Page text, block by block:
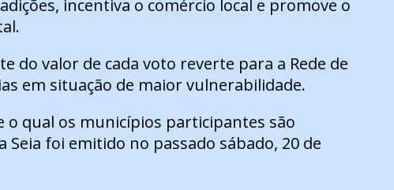
incentiva o comércio local e promove o
valor de cada voto reverte para a Rede de
em situação de maior vulnerabilidade.
o qual os municípios participantes são
foi emitido no passado sábado, 20 de